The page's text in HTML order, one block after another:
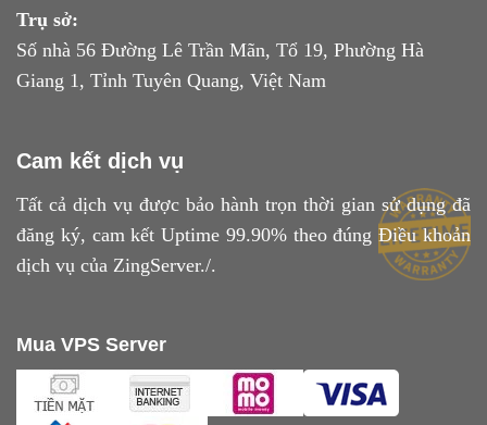
Trụ sở:
Số nhà 56 Đường Lê Trần Mãn, Tổ 19, Phường Hà
Giang 1, Tỉnh Tuyên Quang, Việt Nam
Cam kết dịch vụ
Tất cả dịch vụ được bảo hành trọn thời gian sử dụng đã
đăng ký, cam kết Uptime 99.90% theo đúngĐiều khoản
dịch vụ của ZingServer./.
Mua VPS Server